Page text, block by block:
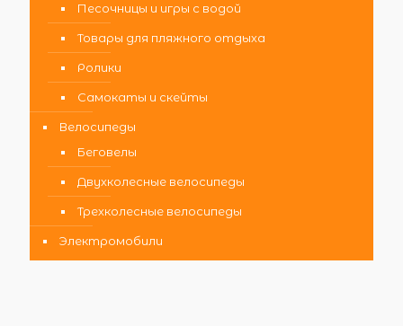
Песочницы и игры с водой
Товары для пляжного отдыха
Ролики
Самокаты и скейты
Велосипеды
Беговелы
Двухколесные велосипеды
Трехколесные велосипеды
Электромобили